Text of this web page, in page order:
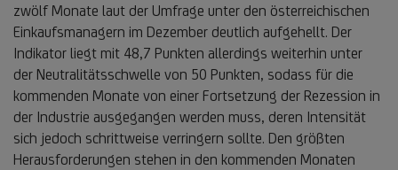
zwölf Monate laut der Umfrage unter den österreichischen
Einkaufsmanagern im Dezember deutlich aufgehellt. Der
Indikator liegt mit 48,7 Punkten allerdings weiterhin unter
der Neutralitätsschwelle von 50 Punkten, sodass für die
kommenden Monate von einer Fortsetzung der Rezession in
der Industrie ausgegangen werden muss, deren Intensität
sich jedoch schrittweise verringern sollte. Den größten
Herausforderungen stehen in den kommenden Monaten